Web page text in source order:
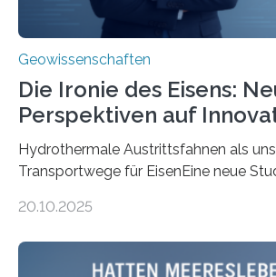
Geowissenschaften
Die Ironie des Eisens:
Perspektiven auf
Hydrothermale Austrittsfahnen als
Transportwege für EisenEine neue
Umweltwissenschaften der Universität
Meeresboden die Eisenverfügbarkeit
20.10.2025